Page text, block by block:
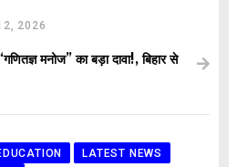
2026
मनोज” का बड़ा दावा!, बिहार से
LATEST NEWS